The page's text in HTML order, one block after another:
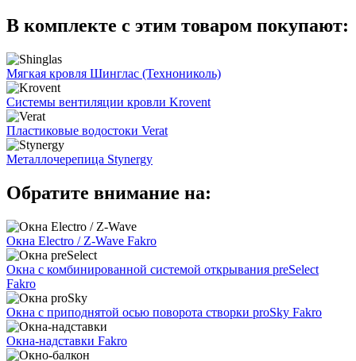
В комплекте с этим товаром покупают:
Мягкая кровля Шинглас (Технониколь)
Системы вентиляции кровли Krovent
Пластиковые водостоки Verat
Металлочерепица Stynergy
Обратите внимание на:
Окна Electro / Z-Wave Fakro
Окна с комбинированной системой открывания preSelect
Fakro
Окна с приподнятой осью поворота створки proSky Fakro
Окна-надставки Fakro